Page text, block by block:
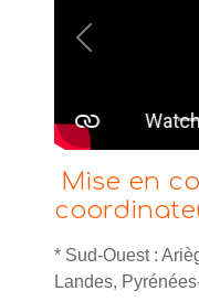
Previous
Mise en
* Sud-Ouest :
Landes,